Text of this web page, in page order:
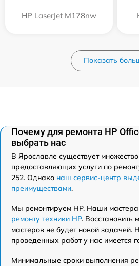
HP LaserJet M178nw
Показать
Почему для ремонта HP
выбрать нас
В Ярославле существует
предоставляющих услуги по
252. Однако наш сервис-центр
преимуществами.
Мы ремонтируем HP. Наши
ремонту техники HP. Восстановить
мастеров не будет новой задачей.
проведенных работ у нас имеется
Минимальные сроки выполнения